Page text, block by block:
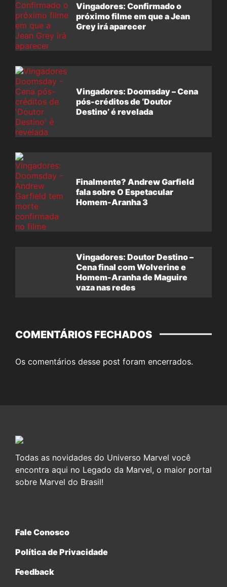
Vingadores: Confirmado o
próximo filme em que a Jean
Grey irá aparecer
Vingadores: Doomsday – Cena
pós-créditos de ‘Doutor
Destino’ é revelada
Finalmente? Andrew Garfield
fala sobre O Espetacular
Homem-Aranha 3
Vingadores: Doutor Destino –
Cena final com Wolverine e
Homem-Aranha de Maguire
vaza nas redes
COMENTÁRIOS FECHADOS
Os comentários desse post foram encerrados.
Todas as novidades do Universo Marvel você
encontra aqui no Legado da Marvel, o maior portal
sobre Marvel do Brasil!
Fale Conosco
Política de Privacidade
Feedback